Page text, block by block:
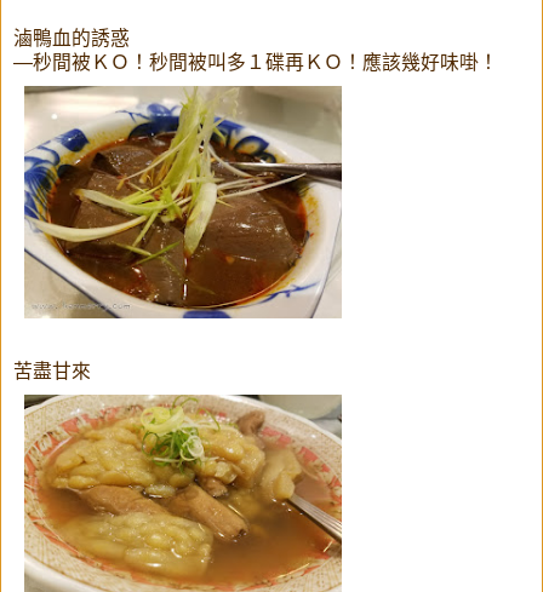
滷鴨血的誘惑
—秒間被ＫＯ！秒間被叫多１碟再ＫＯ！應該幾好味啩！
苦盡甘來